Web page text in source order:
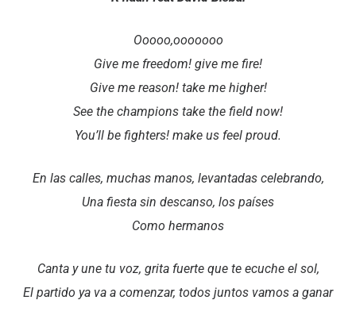
Ooooo,ooooooo
Give me freedom! give me fire!
Give me reason! take me higher!
See the champions take the field now!
You’ll be fighters! make us feel proud.
En las calles, muchas manos, levantadas celebrando,
Una fiesta sin descanso, los países
Como hermanos
Canta y une tu voz, grita fuerte que te ecuche el sol,
El partido ya va a comenzar, todos juntos vamos a ganar